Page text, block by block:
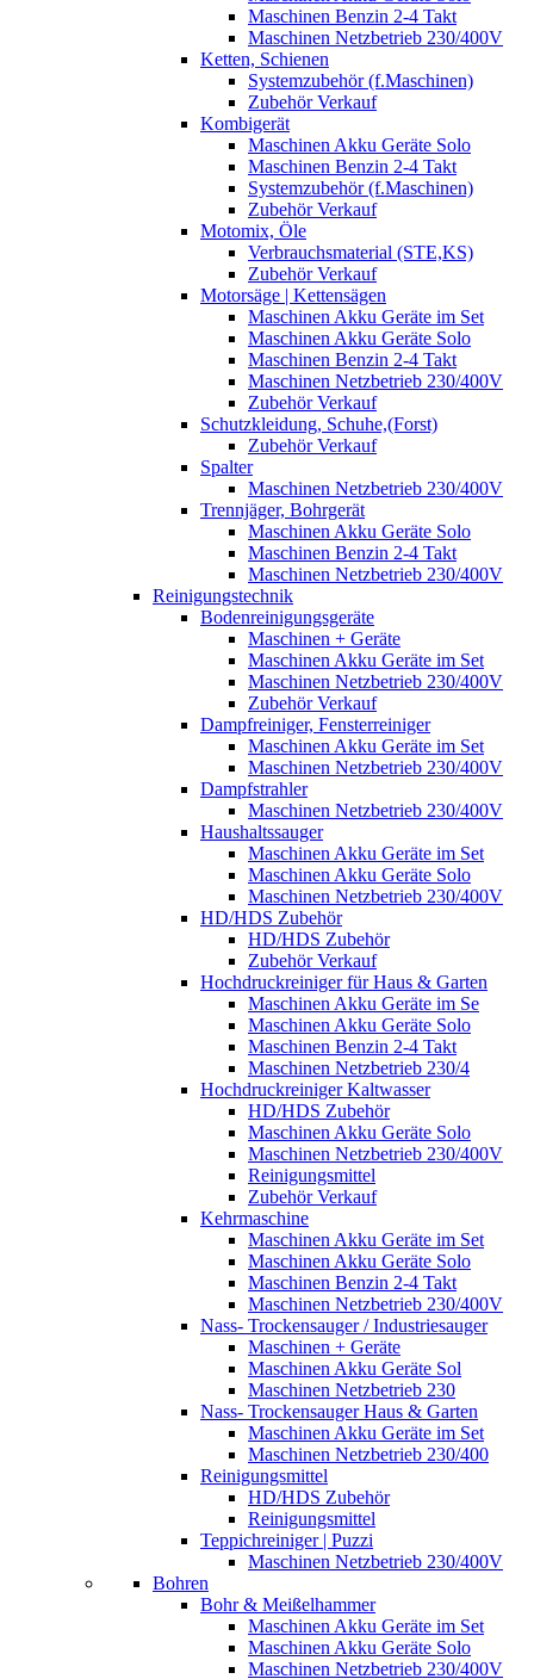
Maschinen Benzin 2-4 Takt
Maschinen Netzbetrieb 230/400V
Ketten, Schienen
Systemzubehör (f.Maschinen)
Zubehör Verkauf
Kombigerät
Maschinen Akku Geräte Solo
Maschinen Benzin 2-4 Takt
Systemzubehör (f.Maschinen)
Zubehör Verkauf
Motomix, Öle
Verbrauchsmaterial (STE,KS)
Zubehör Verkauf
Motorsäge | Kettensägen
Maschinen Akku Geräte im Set
Maschinen Akku Geräte Solo
Maschinen Benzin 2-4 Takt
Maschinen Netzbetrieb 230/400V
Zubehör Verkauf
Schutzkleidung, Schuhe,(Forst)
Zubehör Verkauf
Spalter
Maschinen Netzbetrieb 230/400V
Trennjäger, Bohrgerät
Maschinen Akku Geräte Solo
Maschinen Benzin 2-4 Takt
Maschinen Netzbetrieb 230/400V
Reinigungstechnik
Bodenreinigungsgeräte
Maschinen + Geräte
Maschinen Akku Geräte im Set
Maschinen Netzbetrieb 230/400V
Zubehör Verkauf
Dampfreiniger, Fensterreiniger
Maschinen Akku Geräte im Set
Maschinen Netzbetrieb 230/400V
Dampfstrahler
Maschinen Netzbetrieb 230/400V
Haushaltssauger
Maschinen Akku Geräte im Set
Maschinen Akku Geräte Solo
Maschinen Netzbetrieb 230/400V
HD/HDS Zubehör
HD/HDS Zubehör
Zubehör Verkauf
Hochdruckreiniger für Haus & Garten
Maschinen Akku Geräte im Se
Maschinen Akku Geräte Solo
Maschinen Benzin 2-4 Takt
Maschinen Netzbetrieb 230/4
Hochdruckreiniger Kaltwasser
HD/HDS Zubehör
Maschinen Akku Geräte Solo
Maschinen Netzbetrieb 230/400V
Reinigungsmittel
Zubehör Verkauf
Kehrmaschine
Maschinen Akku Geräte im Set
Maschinen Akku Geräte Solo
Maschinen Benzin 2-4 Takt
Maschinen Netzbetrieb 230/400V
Nass- Trockensauger / Industriesauger
Maschinen + Geräte
Maschinen Akku Geräte Sol
Maschinen Netzbetrieb 230
Nass- Trockensauger Haus & Garten
Maschinen Akku Geräte im Set
Maschinen Netzbetrieb 230/400
Reinigungsmittel
HD/HDS Zubehör
Reinigungsmittel
Teppichreiniger | Puzzi
Maschinen Netzbetrieb 230/400V
Bohren
Bohr & Meißelhammer
Maschinen Akku Geräte im Set
Maschinen Akku Geräte Solo
Maschinen Netzbetrieb 230/400V